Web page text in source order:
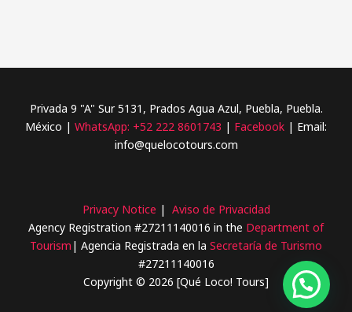
Privada 9 "A" Sur 5131, Prados Agua Azul, Puebla, Puebla.
México | WhatsApp: +52 222 8601743 | Facebook | Email:
info@quelocotours.com
Privacy Notice | Aviso de Privacidad
Agency Registration #27211140016 in the Department of
Tourism | Agencia Registrada en la Secretaría de Turismo
#27211140016
Copyright © 2026 [Qué Loco! Tours]